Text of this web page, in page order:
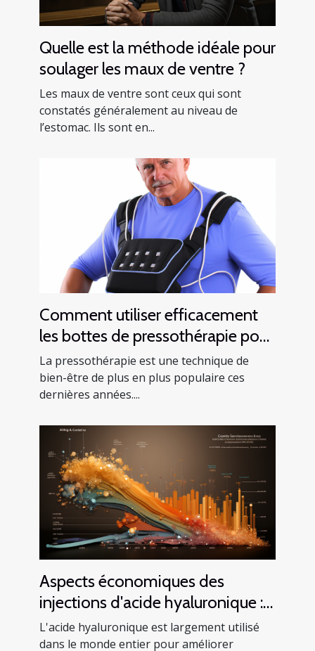
Quelle est la méthode idéale pour
soulager les maux de ventre ?
Les maux de ventre sont ceux qui sont
constatés généralement au niveau de
l’estomac. Ils sont en...
Comment utiliser efficacement
les bottes de pressothérapie pour
améliorer votre santé
La pressothérapie est une technique de
bien-être de plus en plus populaire ces
dernières années....
Aspects économiques des
injections d'acide hyaluronique :
Analyse du coût et du bénéfice
L'acide hyaluronique est largement utilisé
dans le monde entier pour améliorer